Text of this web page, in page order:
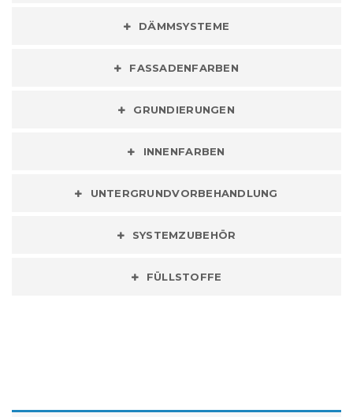
DÄMMSYSTEME
FASSADENFARBEN
GRUNDIERUNGEN
INNENFARBEN
UNTERGRUNDVORBEHANDLUNG
SYSTEMZUBEHÖR
FÜLLSTOFFE